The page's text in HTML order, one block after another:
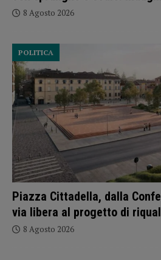
8 Agosto 2026
Piazza Cittadella, dalla
via libera al progetto di
POLITICA
8 Agosto 2026